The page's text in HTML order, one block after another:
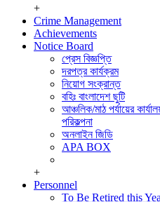
+
Crime Management
Achievements
Notice Board
প্রেস বিজ্ঞপ্তি
দরপত্র কার্যক্রম
নিয়োগ সংক্রান্ত
বহিঃ বাংলাদেশ ছুটি
আঞ্চলিক/মাঠ পর্যায়ের
পরিকল্পনা
অনলাইন জিডি
APA BOX
+
Personnel
To Be Retired this